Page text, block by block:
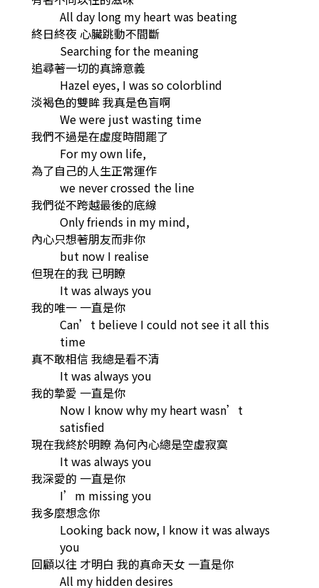
All day long my heart was beating
終日終夜 心臟跳動不間斷
Searching for the meaning
追尋著一切的真諦意義
Hazel eyes, I was so colorblind
淡褐色的雙眸 我真是色盲啊
We were just wasting time
我們不過是在虛度時間罷了
For my own life,
為了自己的人生正常運作
we never crossed the line
我們從不跨越最後的底線
Only friends in my mind,
內心只想著朋友而非你
but now I realise
但現在的我 已明瞭
It was always you
我的唯一 一直是你
Can’t believe I could not see it all this
time
真不敢相信 我總是看不清
It was always you
我的摯愛 一直是你
Now I know why my heart wasn’t
satisfied
現在我終於明瞭 為何內心總是空虛寂寞
It was always you
我深愛的 一直是你
I’m missing you
我多麼想念你
Looking back now, I know it was always
you
回顧以往 才明白 我的真命天女 一直是你
All my hidden desires